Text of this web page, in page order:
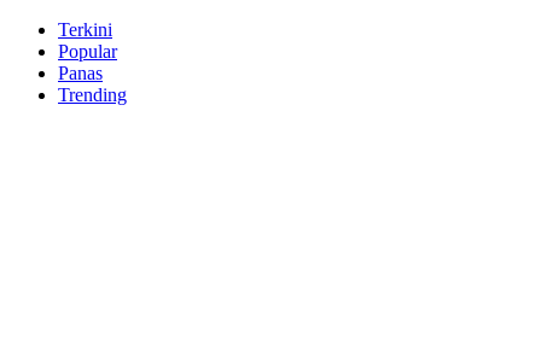
Terkini
Popular
Panas
Trending